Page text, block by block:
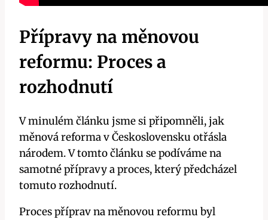
Přípravy na měnovou
reformu: Proces a
rozhodnutí
V minulém článku jsme si připomněli, jak
měnová reforma v Československu otřásla
národem. V tomto článku se podíváme na
samotné přípravy a proces, který předcházel
tomuto rozhodnutí.
Proces příprav na měnovou reformu byl